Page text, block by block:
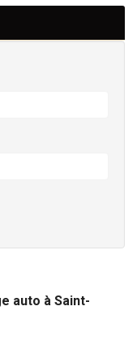
auto à Saint-